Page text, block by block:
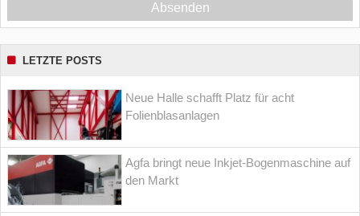
Absenden
LETZTE POSTS
Neue Halle schafft Platz für acht
Folienblasanlagen
Agfa bringt neue Inkjet-Bogenmaschine auf
den Markt